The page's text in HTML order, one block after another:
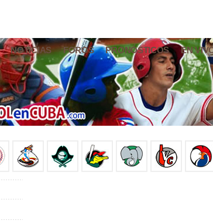
NOTICIAS FOROS PRONÓSTICOS EN